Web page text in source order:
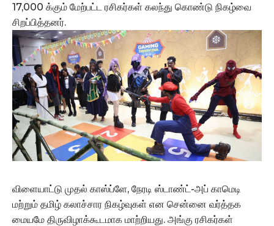
17,000 க்கும் மேற்பட்ட ரசிகர்கள் கலந்து கொண்டு நிகழ்வை
சிறப்பித்தனர்.
விளையாட்டு முதல் காஸ்ப்ளே, நேரடி ஸ்டாண்ட்-அப் காமெடி
மற்றும் தமிழ் கலாச்சார நிகழ்வுகள் என சென்னை வர்த்தக
மையமே திருவிழாக்கூடமாக மாற்றியது. அங்கு ரசிகர்கள்